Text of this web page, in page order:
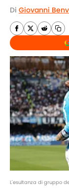
Di Giovanni
L'esultanza di gruppo